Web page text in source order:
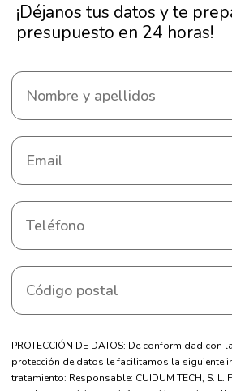
¡Déjanos tus datos y te
presupuesto en 24 horas!
PROTECCIÓN DE DATOS: De conformidad con
protección de datos le facilitamos la siguiente
tratamiento: Responsable: CUIDUM TECH, S. L.